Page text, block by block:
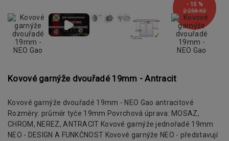
2 258 Kč
- 15 %
Kovové garnýže dvouřadé 19mm - Antracit
Kovové garnýže dvouřadé 19mm - NEO Gao antracitové
Rozměry: průměr tyče 19mm Povrchová úprava: MOSAZ,
CHROM, NEREZ, ANTRACIT Kovové garnýže jednořadé 19mm
NEO - DESIGN A FUNKČNOST Kovové garnýže NEO - představují